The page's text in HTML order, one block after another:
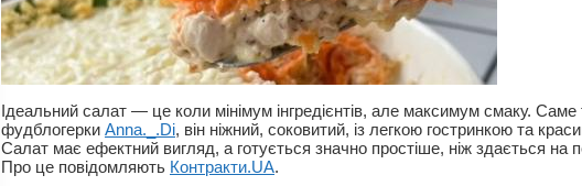
Ідеальний салат — це коли мінімум інгредієнтів, але максимум смаку. Саме
фудблогерки Anna._.Di, він ніжний, соковитий, із легкою гостринкою та
Салат має ефектний вигляд, а готується значно простіше, ніж здається на
Про це повідомляють Контракти.UA.